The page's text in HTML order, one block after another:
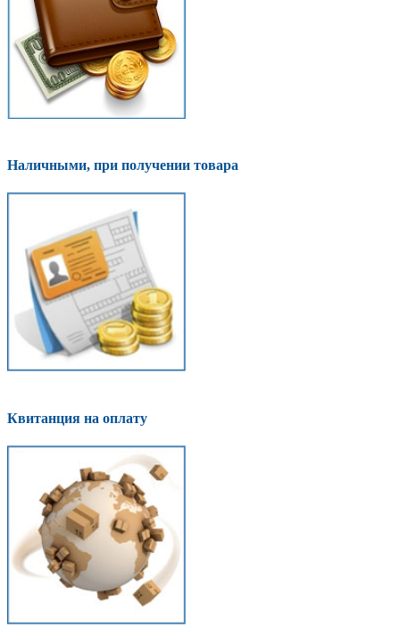
Наличными, при получении товара
Квитанция на оплату